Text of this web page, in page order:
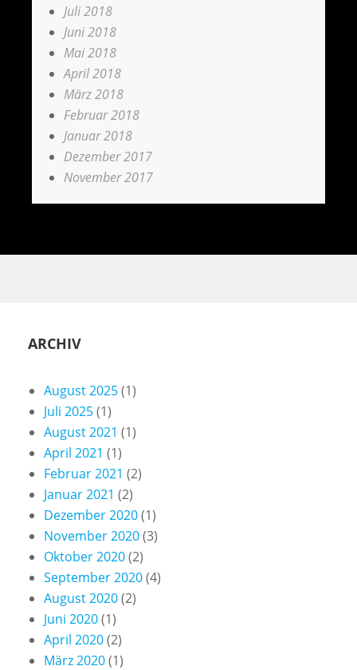
Juli 2018
Juni 2018
Mai 2018
April 2018
März 2018
Februar 2018
Januar 2018
Dezember 2017
November 2017
ARCHIV
August 2025(1)
Juli 2025(1)
August 2021 (1)
April 2021 (1)
Februar 2021 (2)
Januar 2021 (2)
Dezember 2020(1)
November 2020(3)
Oktober 2020(2)
September 2020(4)
August 2020(2)
Juni 2020(1)
April 2020(2)
März 2020(1)